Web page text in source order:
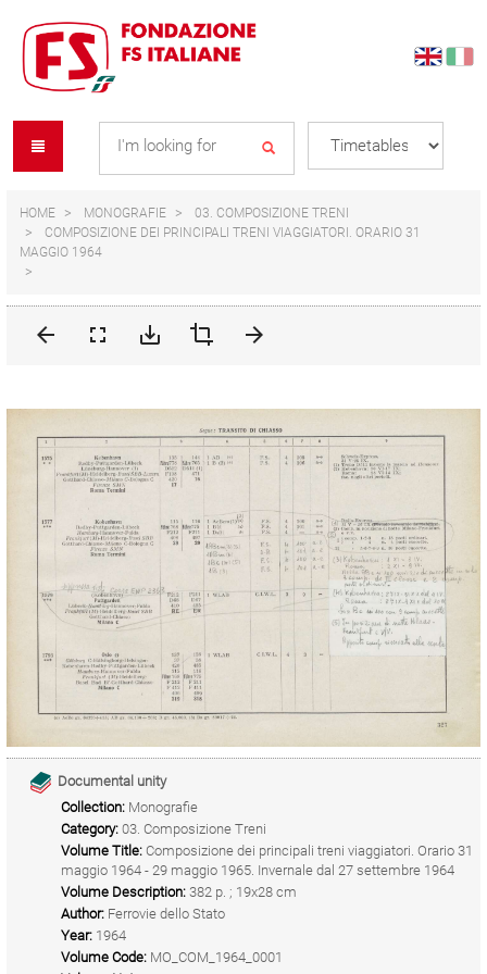
content
navigation
menu
HOME MONOGRAFIE
03. COMPOSIZIONE TRENI
COMPOSIZIONE DEI PRINCIPALI TRENI VIAGGIATORI. ORARIO 31
MAGGIO 1964
Documental unity
Collection: Monografie
Category: 03. Composizione Treni
Volume Title: Composizione dei principali treni viaggiatori. Orario 31
maggio 1964 - 29 maggio 1965. Invernale dal 27 settembre 1964
Volume Description: 382 p. ; 19x28 cm
Author: Ferrovie dello Stato
Year: 1964
Volume Code: MO_COM_1964_0001